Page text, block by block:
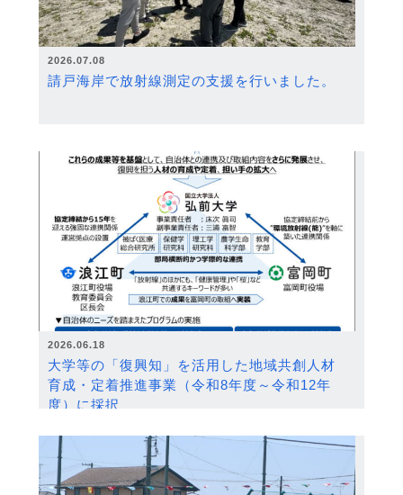
2026.07.08
請戸海岸で放射線測定の支援を行いました。
2026.06.18
大学等の「復興知」を活用した地域共創人材
育成・定着推進事業（令和8年度～令和12年
度）に採択